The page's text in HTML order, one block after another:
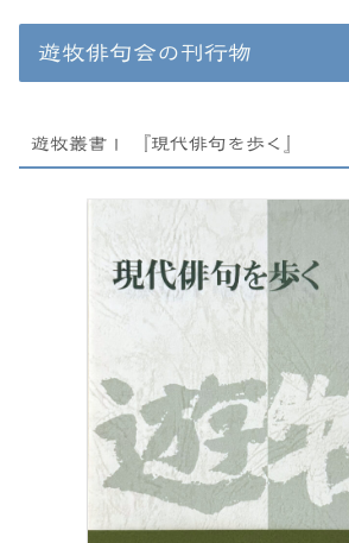
遊牧俳句会の刊行物
遊牧叢書Ⅰ 『現代俳句を歩く』